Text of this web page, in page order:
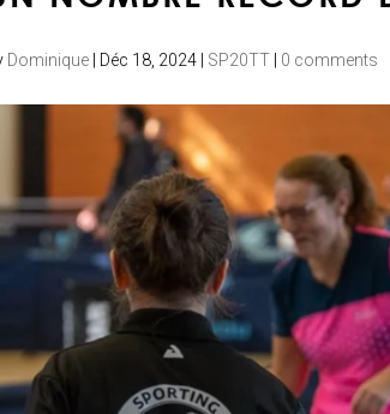
Dominique| Déc 18, 2024| SP20TT| 0 comments